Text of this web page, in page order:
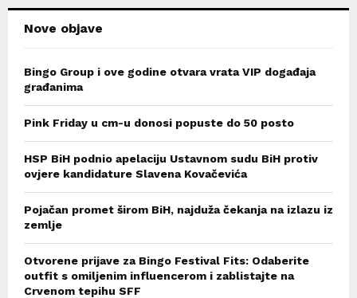
Nove objave
Bingo Group i ove godine otvara vrata VIP događaja
građanima
Pink Friday u cm-u donosi popuste do 50 posto
HSP BiH podnio apelaciju Ustavnom sudu BiH protiv
ovjere kandidature Slavena Kovačevića
Pojačan promet širom BiH, najduža čekanja na izlazu iz
zemlje
Otvorene prijave za Bingo Festival Fits: Odaberite
outfit s omiljenim influencerom i zablistajte na
Crvenom tepihu SFF